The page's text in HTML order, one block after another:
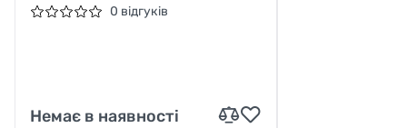
0 відгуків
Немає в наявності